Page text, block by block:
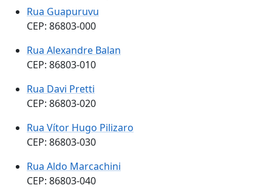
Rua Guapuruvu
CEP: 86803-000
Rua Alexandre Balan
CEP: 86803-010
Rua Davi Pretti
CEP: 86803-020
Rua Vítor Hugo Pilizaro
CEP: 86803-030
Rua Aldo Marcachini
CEP: 86803-040